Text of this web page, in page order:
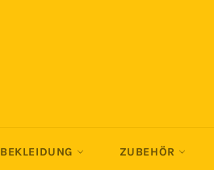
BEKLEIDUNG ZUBEHÖR